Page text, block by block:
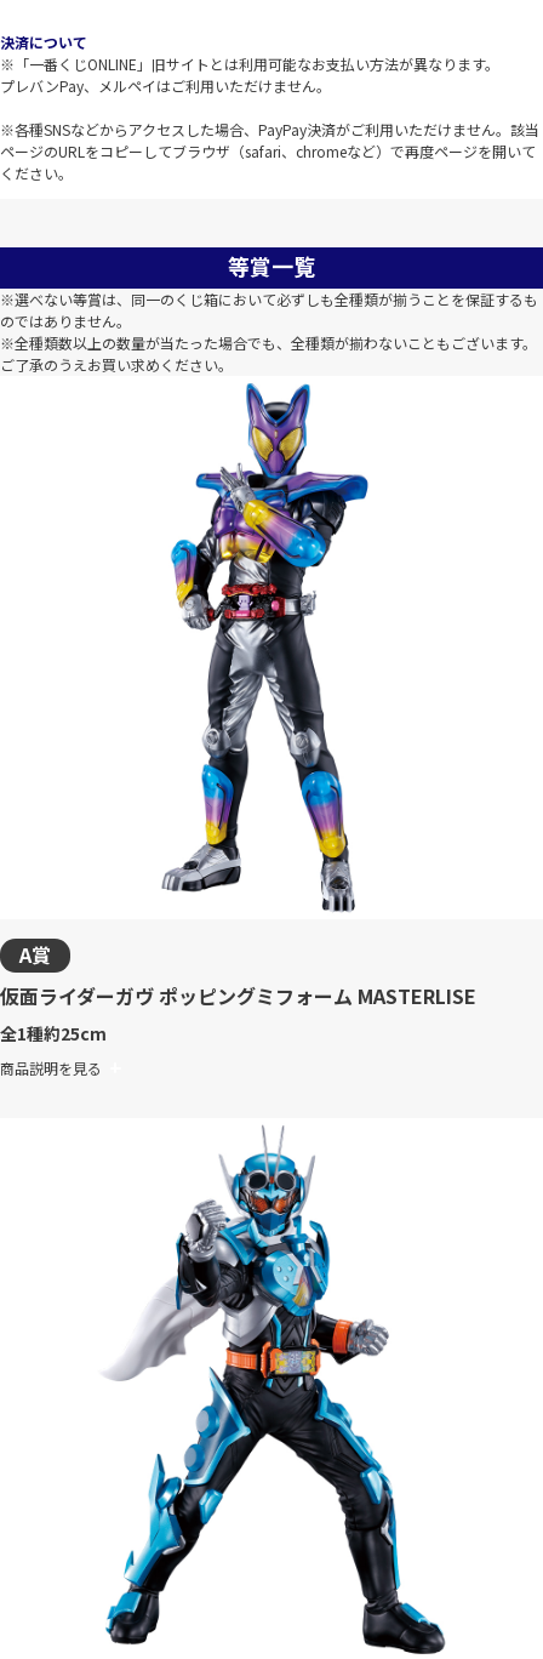
決済について
※「一番くじONLINE」旧サイトとは利用可能なお支払い方法が異なります。
プレバンPay、メルペイはご利用いただけません。
※各種SNSなどからアクセスした場合、PayPay決済がご利用いただけません。該当
ページのURLをコピーしてブラウザ（safari、chromeなど）で再度ページを開いて
ください。
等賞一覧
※選べない等賞は、同一のくじ箱において必ずしも全種類が揃うことを保証するも
のではありません。
※全種類数以上の数量が当たった場合でも、全種類が揃わないこともございます。
ご了承のうえお買い求めください。
A賞
仮面ライダーガヴ ポッピングミフォーム MASTERLISE
全1種約25cm
商品説明を見る